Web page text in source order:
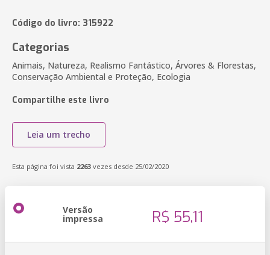
Código do livro: 315922
Categorias
Animais, Natureza, Realismo Fantástico, Árvores & Florestas,
Conservação Ambiental e Proteção, Ecologia
Compartilhe este livro
Leia um trecho
Esta página foi vista 2263 vezes desde 25/02/2020
Versão
impressa R$ 55,11